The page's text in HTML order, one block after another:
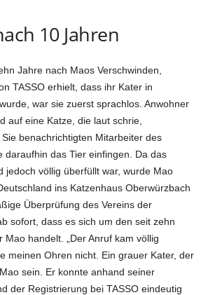
10 Jahren
Jahre nach Maos Verschwinden,
TASSO erhielt, dass ihr Kater in
war sie zuerst sprachlos. Anwohner
auf eine Katze, die laut schrie,
benachrichtigten Mitarbeiter des
daraufhin das Tier einfingen. Da das
jedoch völlig überfüllt war, wurde Mao
ins Katzenhaus Oberwürzbach
Überprüfung des Vereins der
sofort, dass es sich um den seit zehn
handelt. „Der Anruf kam völlig
meinen Ohren nicht. Ein grauer Kater, der
sein. Er konnte anhand seiner
der Registrierung bei TASSO eindeutig